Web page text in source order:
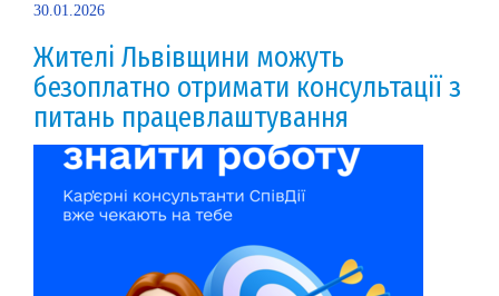
30.01.2026
Жителі Львівщини можуть
безоплатно отримати консультації з
питань працевлаштування